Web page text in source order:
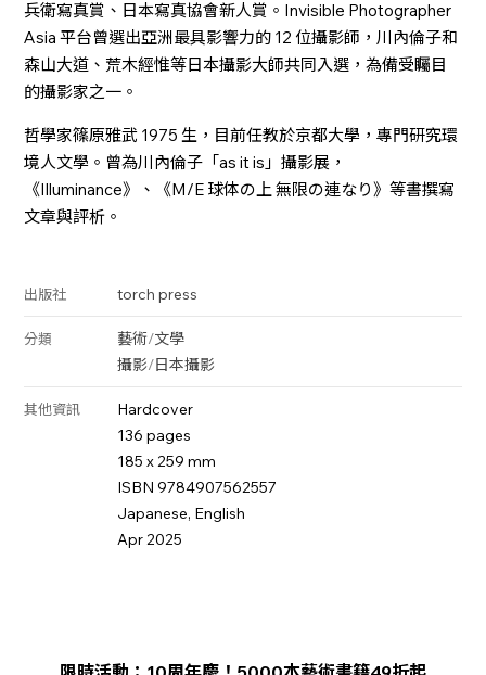
兵衛寫真賞、日本寫真協會新人賞。Invisible Photographer
Asia 平台曾選出亞洲最具影響力的 12 位攝影師，川內倫子和
森山大道、荒木經惟等日本攝影大師共同入選，為備受矚目
的攝影家之一。
哲學家篠原雅武 1975 生，目前任教於京都大學，專門研究環
境人文學。曾為川內倫子「as it is」攝影展，
《Illuminance》、《M/E 球体の上 無限の連なり》等書撰寫
文章與評析。
出版社 torch press
分類 藝術/文學
攝影/日本攝影
其他資訊
Hardcover
136 pages
185 x 259 mm
ISBN 9784907562557
Japanese, English
Apr 2025